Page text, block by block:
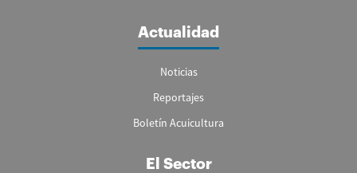
Actualidad
Noticias
Reportajes
Boletín Acuicultura
El Sector